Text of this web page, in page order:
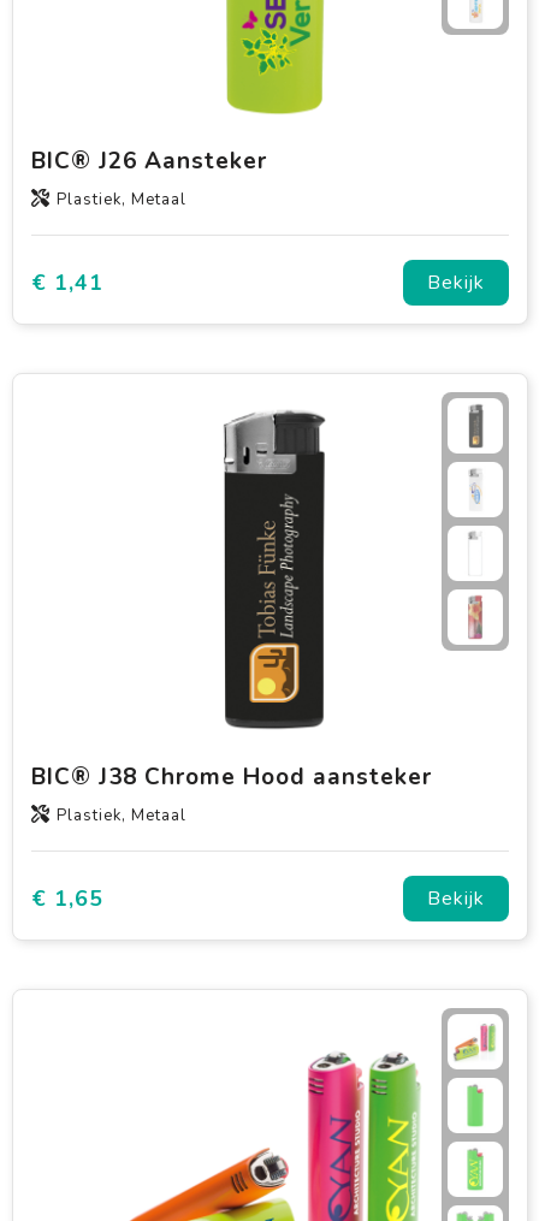
BIC® J26 Aansteker
Plastiek, Metaal
€ 1,41 Bekijk
BIC® J38 Chrome Hood aansteker
Plastiek, Metaal
€ 1,65 Bekijk